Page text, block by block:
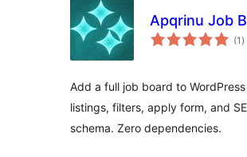
Apqrinu Job
(1 )
Add a full job board to
listings, filters, apply form, and
schema. Zero dependencies.